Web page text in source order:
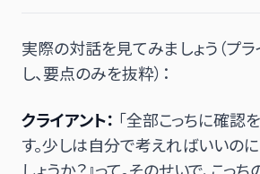
実際の対話を見てみましょう（プ
し、要点のみを抜粋）：
クライアント： 「全部こっちに確認
す。少しは自分で考えればいいのに
しょうか？』って。そのせいで、こ